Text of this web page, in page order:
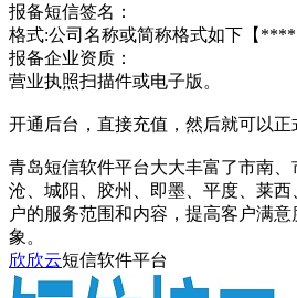
报备短信签名：
格式:公司名称或简称格式如下【****
报备企业资质：
营业执照扫描件或电子版。
开通后台，直接充值，然后就可以正
青岛短信软件平台大大丰富了市南
沧、城阳、胶州、即墨、平度、莱
户的服务范围和内容，提高客户满
象。
欣欣云短信软件平台